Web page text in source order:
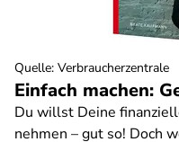
Einfach machen:
Du willst Deine
nehmen – gut so! Doch
Quelle: Verbraucherzentrale